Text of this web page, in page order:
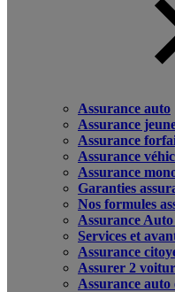
Assurance auto
Assurance
Assurance
Assurance
Assurance
Garanties
Nos formules
Assurance
Services et
Assurance
Assurer 2
Assurance auto